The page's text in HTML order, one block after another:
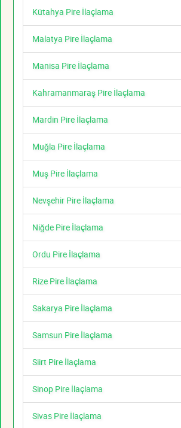
Kütahya Pire İlaçlama
Malatya Pire İlaçlama
Manisa Pire İlaçlama
Kahramanmaraş Pire İlaçlama
Mardin Pire İlaçlama
Muğla Pire İlaçlama
Muş Pire İlaçlama
Nevşehir Pire İlaçlama
Niğde Pire İlaçlama
Ordu Pire İlaçlama
Rize Pire İlaçlama
Sakarya Pire İlaçlama
Samsun Pire İlaçlama
Siirt Pire İlaçlama
Sinop Pire İlaçlama
Sivas Pire İlaçlama